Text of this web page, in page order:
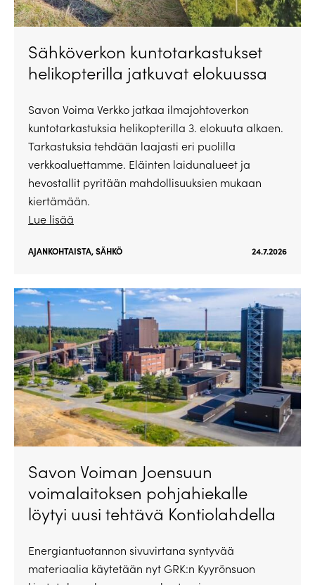
Sähköverkon kuntotarkastukset
helikopterilla jatkuvat elokuussa
Savon Voima Verkko jatkaa ilmajohtoverkon
kuntotarkastuksia helikopterilla 3. elokuuta alkaen.
Tarkastuksia tehdään laajasti eri puolilla
verkkoaluettamme. Eläinten laidunalueet ja
hevostallit pyritään mahdollisuuksien mukaan
kiertämään.
Lue lisää
AJANKOHTAISTA,SÄHKÖ 24.7.2026
Savon Voiman Joensuun
voimalaitoksen pohjahiekalle
löytyi uusi tehtävä Kontiolahdella
Energiantuotannon sivuvirtana syntyvää
materiaalia käytetään nyt GRK:n Kyyrönsuon